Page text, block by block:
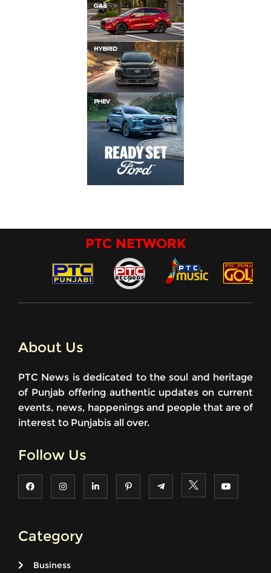
PTC NETWORK
About Us
PTC News is dedicated to the soul and heritage
of Punjab offering authentic updates on current
events, news, happenings and people that are of
interest to Punjabis all over.
Follow Us
Category
Business